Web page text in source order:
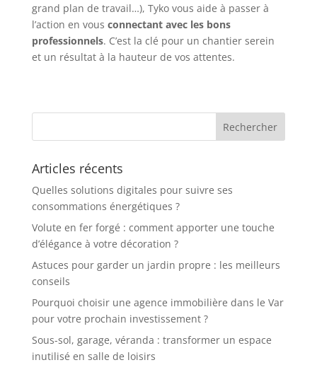
grand plan de travail…), Tyko vous aide à passer à
l’action en vous connectant avec les bons
professionnels. C’est la clé pour un chantier serein
et un résultat à la hauteur de vos attentes.
Articles récents
Quelles solutions digitales pour suivre ses
consommations énergétiques ?
Volute en fer forgé : comment apporter une touche
d’élégance à votre décoration ?
Astuces pour garder un jardin propre : les meilleurs
conseils
Pourquoi choisir une agence immobilière dans le Var
pour votre prochain investissement ?
Sous-sol, garage, véranda : transformer un espace
inutilisé en salle de loisirs